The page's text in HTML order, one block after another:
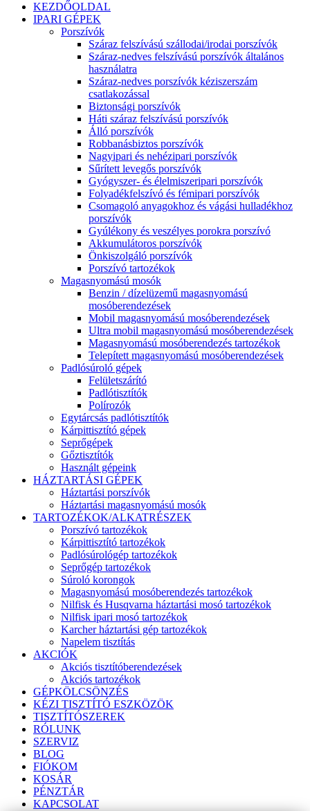
KEZDŐOLDAL
IPARI GÉPEK
Porszívók
Száraz felszívású szállodai/irodai porszívók
Száraz-nedves felszívású porszívók általános
használatra
Száraz-nedves porszívók kéziszerszám
csatlakozással
Biztonsági porszívók
Háti száraz felszívású porszívók
Álló porszívók
Robbanásbiztos porszívók
Nagyipari és nehézipari porszívók
Sűrített levegős porszívók
Gyógyszer- és élelmiszeripari porszívók
Folyadékfelszívó és fémipari porszívók
Csomagoló anyagokhoz és vágási hulladékhoz
porszívók
Gyúlékony és veszélyes porokra porszívó
Akkumulátoros porszívók
Önkiszolgáló porszívók
Porszívó tartozékok
Magasnyomású mosók
Benzin / dízelüzemű magasnyomású
mosóberendezések
Mobil magasnyomású mosóberendezések
Ultra mobil magasnyomású mosóberendezések
Magasnyomású mosóberendezés tartozékok
Telepített magasnyomású mosóberendezések
Padlósúroló gépek
Felületszárító
Padlótisztítók
Polírozók
Egytárcsás padlótisztítók
Kárpittisztító gépek
Seprőgépek
Gőztisztítók
Használt gépeink
HÁZTARTÁSI GÉPEK
Háztartási porszívók
Háztartási magasnyomású mosók
TARTOZÉKOK/ALKATRÉSZEK
Porszívó tartozékok
Kárpittisztító tartozékok
Padlósúrológép tartozékok
Seprőgép tartozékok
Súroló korongok
Magasnyomású mosóberendezés tartozékok
Nilfisk és Husqvarna háztartási mosó tartozékok
Nilfisk ipari mosó tartozékok
Karcher háztartási gép tartozékok
Napelem tisztítás
AKCIÓK
Akciós tisztítóberendezések
Akciós tartozékok
GÉPKÖLCSÖNZÉS
KÉZI TISZTÍTÓ ESZKÖZÖK
TISZTÍTÓSZEREK
RÓLUNK
SZERVIZ
BLOG
FIÓKOM
KOSÁR
PÉNZTÁR
KAPCSOLAT